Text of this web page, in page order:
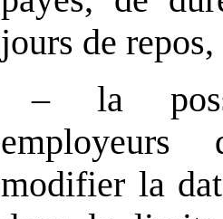
jours de
– la
employeurs
modifier la